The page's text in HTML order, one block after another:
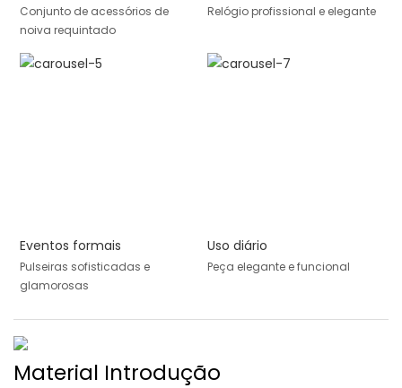
Conjunto de acessórios de
noiva requintado
Relógio profissional e elegante
Eventos formais
Pulseiras sofisticadas e
glamorosas
Uso diário
Peça elegante e funcional
Material Introdução